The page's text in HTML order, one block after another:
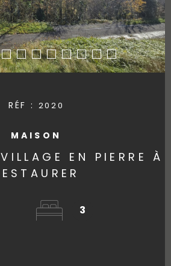
RÉF : 2020
MAISON
EN PIERRE À
3